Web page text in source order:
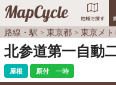
MapCycle 地域で探す
路線・駅 東京都 東京メ
北参道第一自動
屋根 原付 一時